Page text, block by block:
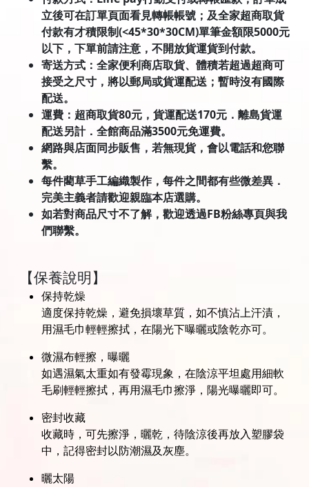
立後可在訂單頁面看見轉帳帳號；及全家超商取貨
付款有才積限制(<45*30*30CM)單筆金額限5000元
以下，下單前請注意，不開放貨運貨到付款。
寄送方式：全家便利商店取貨、體積若超過超商可
接受之尺寸，將以郵局或貨運配送；暫時沒有國際
配送。
運費：超商取貨80元，貨運配送170元．離島貨運
配送另計．全館商品滿3500元免運費。
網路與店面同步販售，若無現貨，會以電話和您聯
繫。
每件藺草手工編織製作，每件之間都有些微差異．
完美主義者請歡迎親臨本店選購。
如若對商品尺寸不了解，歡迎透過FB粉絲專頁與我
們聯繫。
【保養說明】
保持乾燥
適度保持乾燥，避免損壞草質，如不慎沾上汗漬，
用濕毛巾輕輕擦拭，在陽光下曝曬或陰乾亦可。
微濕布輕擦，曝曬
如遇濕氣太重如有發霉現象，在陰涼平坦處用細軟
毛刷輕輕擦拭，再用濕毛巾擦淨，陽光曝曬即可。
密封收藏
收藏時，可先擦淨，曬乾，待陰涼後再放入塑膠袋
中，記得密封以防潮濕及灰塵。
曬太陽